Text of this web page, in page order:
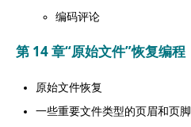
编码评论
第 14 章“原始文件”恢复编程
原始文件恢复
一些重要文件类型的页眉和页脚